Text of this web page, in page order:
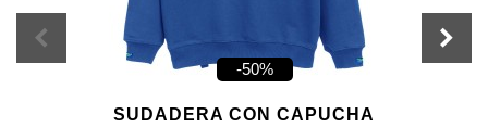
-50%
SUDADERA CON CAPUCHA